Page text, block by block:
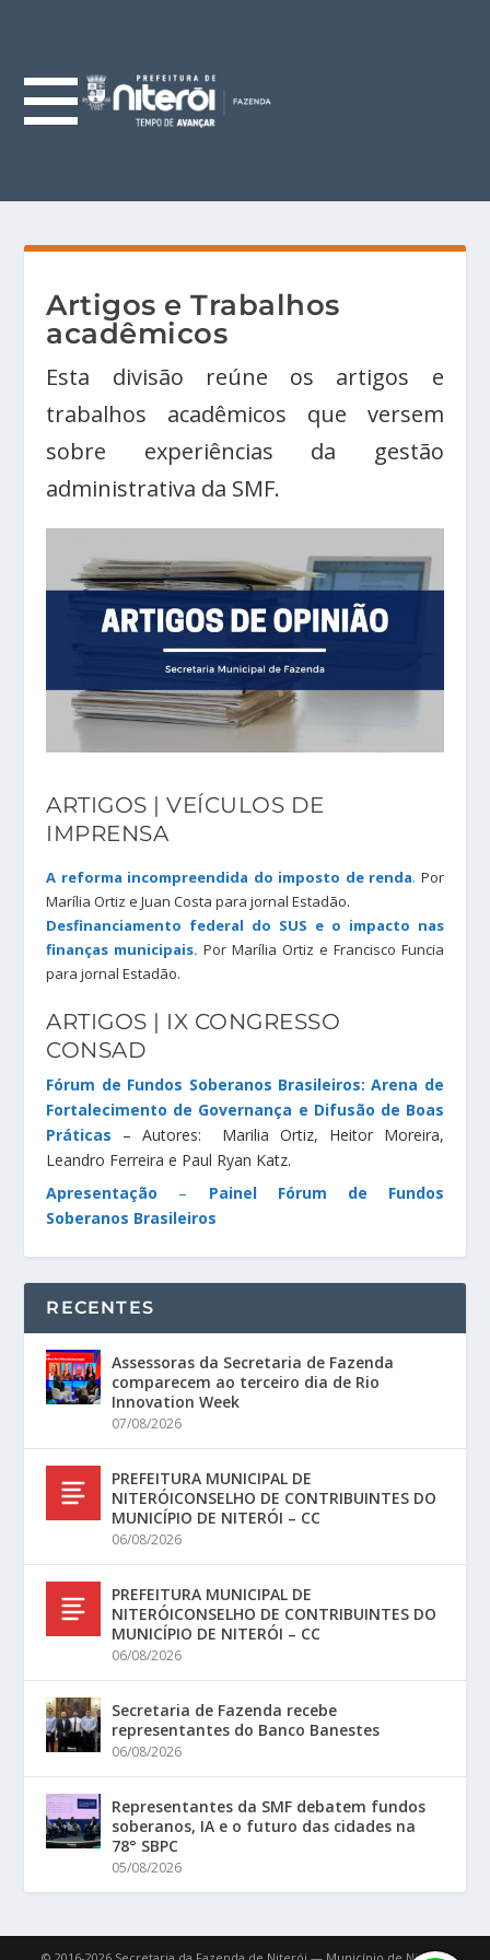
Artigos e Trabalhos
acadêmicos
Esta divisão reúne os artigos e
trabalhos acadêmicos que versem
sobre experiências da gestão
administrativa da SMF.
ARTIGOS | VEÍCULOS DE
IMPRENSA
A reforma incompreendida do imposto de renda. Por
Marília Ortiz e Juan Costa para jornal Estadão.
Desfinanciamento federal do SUS e o impacto nas
finanças municipais. Por Marília Ortiz e Francisco Funcia
para jornal Estadão.
ARTIGOS | IX CONGRESSO
CONSAD
Fórum de Fundos Soberanos Brasileiros: Arena de
Fortalecimento de Governança e Difusão de Boas
Práticas – Autores: Marilia Ortiz, Heitor Moreira,
Leandro Ferreira e Paul Ryan Katz.
Apresentação – Painel Fórum de Fundos
Soberanos Brasileiros
RECENTES
Assessoras da Secretaria de Fazenda
comparecem ao terceiro dia de Rio
Innovation Week
07/08/2026
PREFEITURA MUNICIPAL DE
NITERÓICONSELHO DE CONTRIBUINTES DO
MUNICÍPIO DE NITERÓI – CC
06/08/2026
PREFEITURA MUNICIPAL DE
NITERÓICONSELHO DE CONTRIBUINTES DO
MUNICÍPIO DE NITERÓI – CC
06/08/2026
Secretaria de Fazenda recebe
representantes do Banco Banestes
06/08/2026
Representantes da SMF debatem fundos
soberanos, IA e o futuro das cidades na
78° SBPC
05/08/2026